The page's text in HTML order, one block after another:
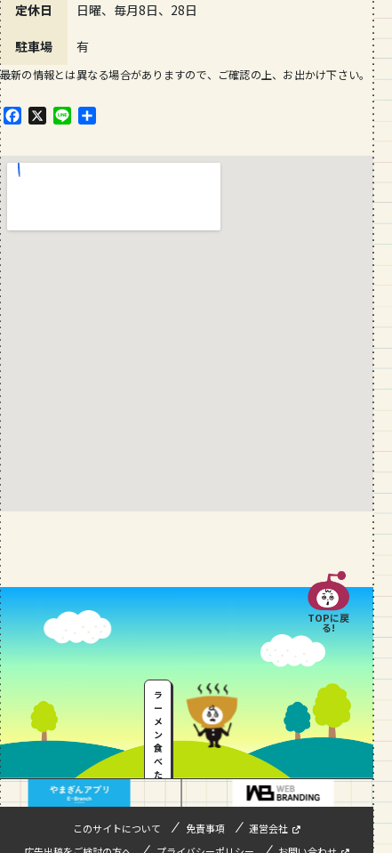
定休日 日曜、毎月8日、28日
駐車場 有
最新の情報とは異なる場合がありますので、ご確認の上、お出かけ下さい。
F
e
X
L
e
TOPに戻
る!
ラ
ー
メ
ン
食
べ
た
…
このサイトについて 免責事項
運営会社